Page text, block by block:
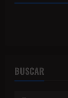
BUSCAR